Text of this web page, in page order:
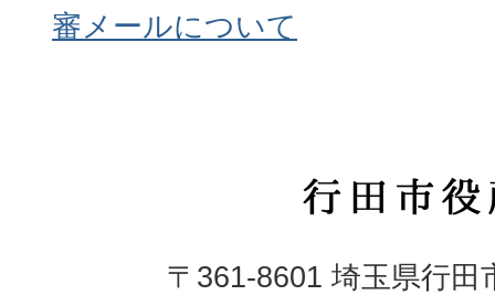
審メールについて
行
市
〒361-8601 埼玉県行田